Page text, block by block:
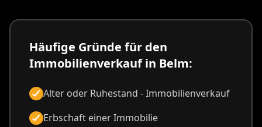
Häufige Gründe für den
Immobilienverkauf in Belm:
Alter oder Ruhestand - Immobilienverkauf
Erbschaft einer Immobilie